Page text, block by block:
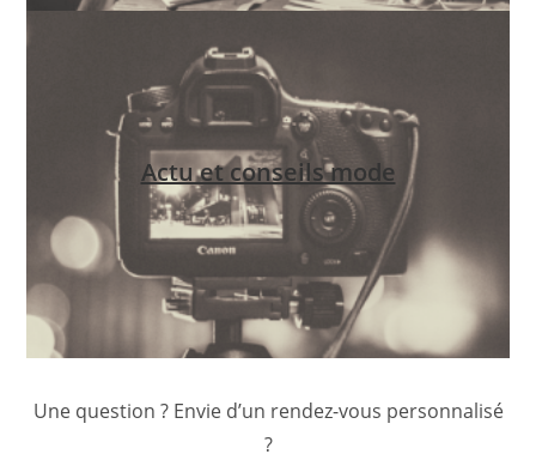
Actu et conseils mode
Une question ? Envie d’un rendez-vous personnalisé
?